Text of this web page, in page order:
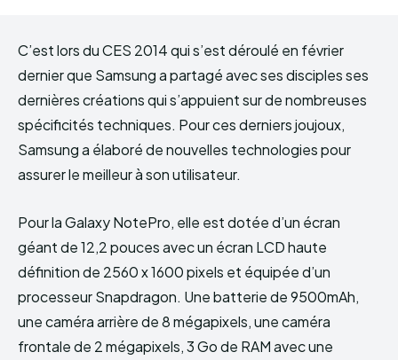
C’est lors du CES 2014 qui s’est déroulé en février
dernier que Samsung a partagé avec ses disciples ses
dernières créations qui s’appuient sur de nombreuses
spécificités techniques. Pour ces derniers joujoux,
Samsung a élaboré de nouvelles technologies pour
assurer le meilleur à son utilisateur.
Pour la Galaxy NotePro, elle est dotée d’un écran
géant de 12,2 pouces avec un écran LCD haute
définition de 2560 x 1600 pixels et équipée d’un
processeur Snapdragon. Une batterie de 9500mAh,
une caméra arrière de 8 mégapixels, une caméra
frontale de 2 mégapixels, 3 Go de RAM avec une